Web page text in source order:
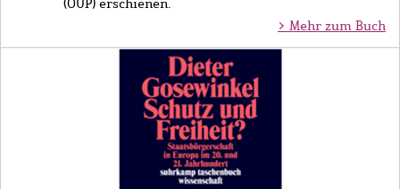
(OUP) erschienen.
> Mehr zum Buch